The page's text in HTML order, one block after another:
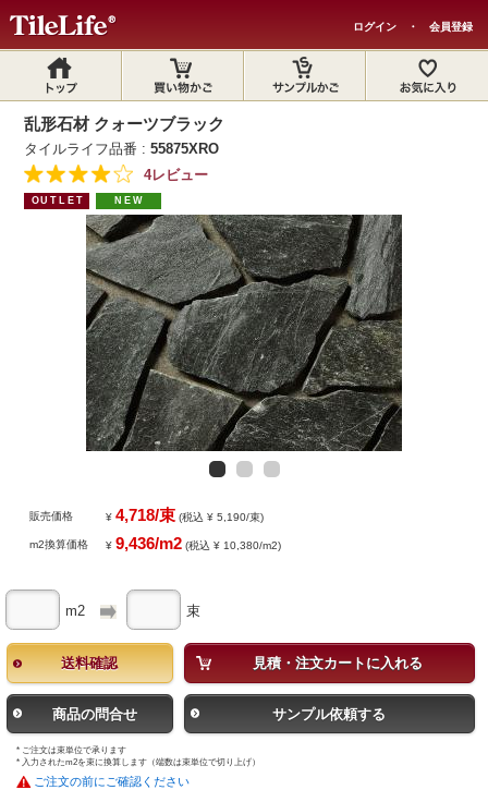
ログイン ・ 会員登録
乱形石材 クォーツブラック
タイルライフ品番 :55875XRO
4レビュー
OUTLET NEW
販売価格 ¥4,718/束 (税込 ¥ 5,190/束)
m2換算価格 ¥9,436/m2 (税込 ¥ 10,380/m2)
m2 束
送料確認 見積・注文カートに入れる
商品の問合せ サンプル依頼する
* ご注文は束単位で承ります
* 入力されたm2を束に換算します（端数は束単位で切り上げ）
ご注文の前にご確認ください